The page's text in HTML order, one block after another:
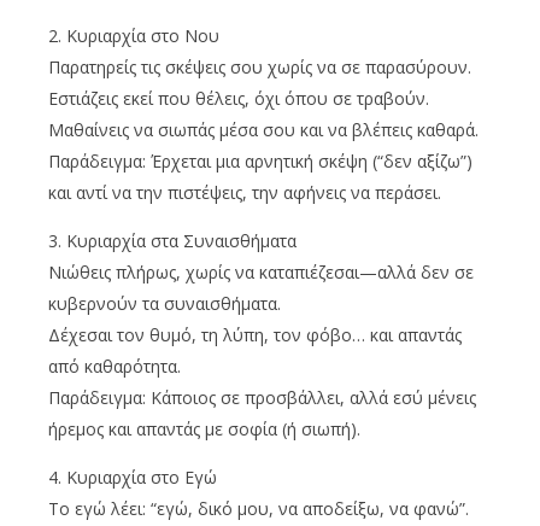
2. Κυριαρχία στο Νου
Παρατηρείς τις σκέψεις σου χωρίς να σε παρασύρουν.
Εστιάζεις εκεί που θέλεις, όχι όπου σε τραβούν.
Μαθαίνεις να σιωπάς μέσα σου και να βλέπεις καθαρά.
Παράδειγμα: Έρχεται μια αρνητική σκέψη (“δεν αξίζω”)
και αντί να την πιστέψεις, την αφήνεις να περάσει.
3. Κυριαρχία στα Συναισθήματα
Νιώθεις πλήρως, χωρίς να καταπιέζεσαι—αλλά δεν σε
κυβερνούν τα συναισθήματα.
Δέχεσαι τον θυμό, τη λύπη, τον φόβο… και απαντάς
από καθαρότητα.
Παράδειγμα: Κάποιος σε προσβάλλει, αλλά εσύ μένεις
ήρεμος και απαντάς με σοφία (ή σιωπή).
4. Κυριαρχία στο Εγώ
Το εγώ λέει: “εγώ, δικό μου, να αποδείξω, να φανώ”.